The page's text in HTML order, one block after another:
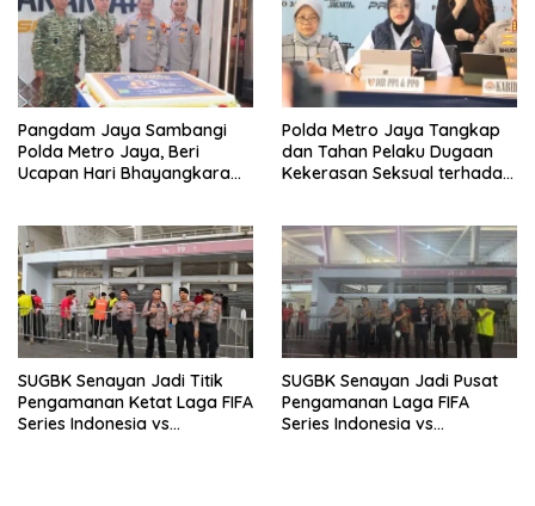
Pangdam Jaya Sambangi
Polda Metro Jaya, Beri
Ucapan Hari Bhayangkara
Polda Metro Jaya Tangkap
dan Tahan Pelaku Dugaan
Kekerasan Seksual terhadap
SUGBK Senayan Jadi Titik
Pengamanan Ketat Laga FIFA
Series Indonesia vs
SUGBK Senayan Jadi Pusat
Pengamanan Laga FIFA
Series Indonesia vs